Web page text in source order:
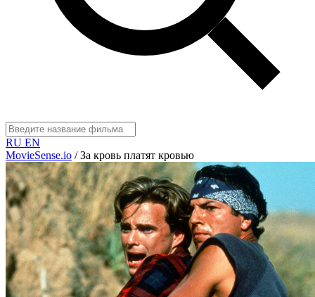
RU EN
MovieSense.io / За кровь платят кровью